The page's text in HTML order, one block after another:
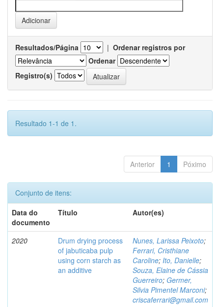
Resultados/Página | Ordenar registros por
Ordenar
Registro(s)
Resultado 1-1 de 1.
Anterior 1 Póximo
Conjunto de itens:
Data do
documento
Título Autor(es)
2020
Drum drying process
of jabuticaba pulp
using corn starch as
an additive
Nunes, Larissa Peixoto;
Ferrari, Cristhiane
Caroline; Ito, Danielle;
Souza, Elaine de Cássia
Guerreiro; Germer,
Silvia Pimentel Marconi;
criscaferrari@gmail.com